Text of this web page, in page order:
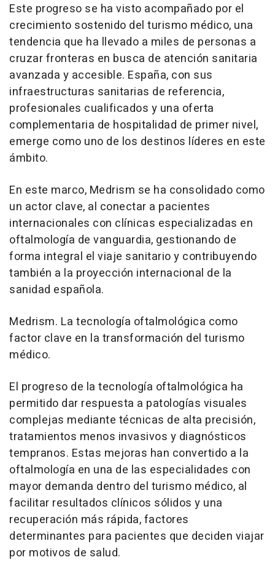
Este progreso se ha visto acompañado por el
crecimiento sostenido del turismo médico, una
tendencia que ha llevado a miles de personas a
cruzar fronteras en busca de atención sanitaria
avanzada y accesible. España, con sus
infraestructuras sanitarias de referencia,
profesionales cualificados y una oferta
complementaria de hospitalidad de primer nivel,
emerge como uno de los destinos líderes en este
ámbito.
En este marco, Medrism se ha consolidado como
un actor clave, al conectar a pacientes
internacionales con clínicas especializadas en
oftalmología de vanguardia, gestionando de
forma integral el viaje sanitario y contribuyendo
también a la proyección internacional de la
sanidad española.
Medrism. La tecnología oftalmológica como
factor clave en la transformación del turismo
médico.
El progreso de la tecnología oftalmológica ha
permitido dar respuesta a patologías visuales
complejas mediante técnicas de alta precisión,
tratamientos menos invasivos y diagnósticos
tempranos. Estas mejoras han convertido a la
oftalmología en una de las especialidades con
mayor demanda dentro del turismo médico, al
facilitar resultados clínicos sólidos y una
recuperación más rápida, factores
determinantes para pacientes que deciden viajar
por motivos de salud.